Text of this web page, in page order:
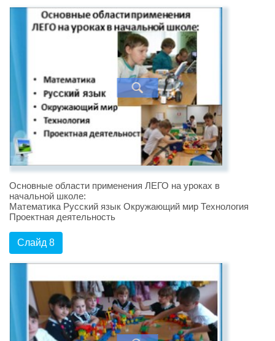
Основные области применения ЛЕГО на уроках в
начальной школе:
Математика Русский язык Окружающий мир Технология
Проектная деятельность
Слайд 8